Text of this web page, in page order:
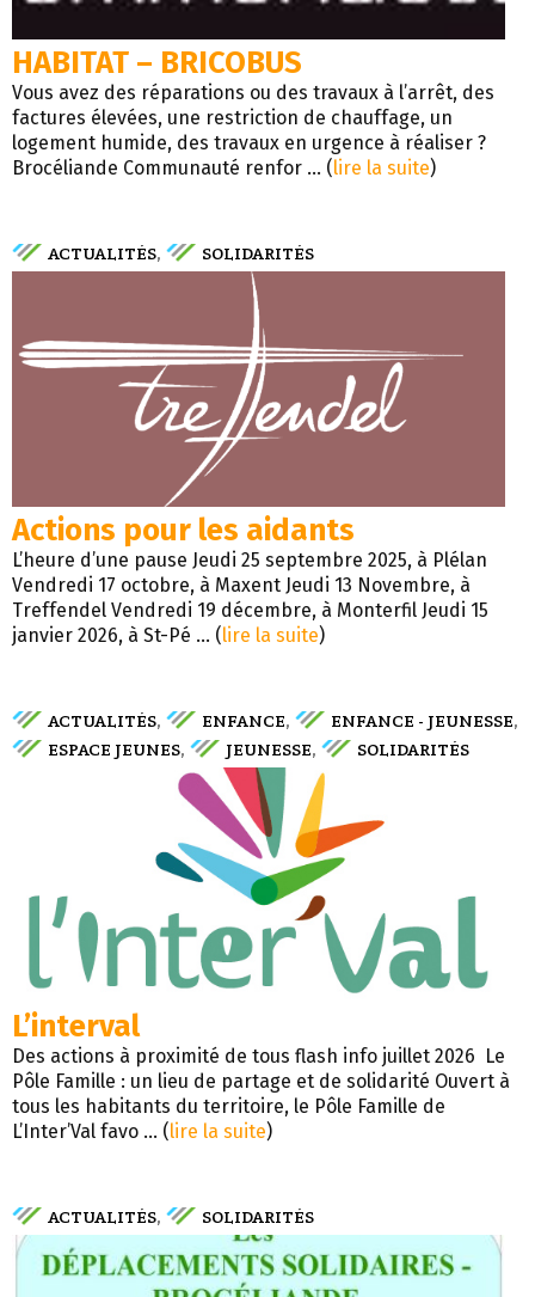
HABITAT – BRICOBUS
Vous avez des réparations ou des travaux à l’arrêt, des
factures élevées, une restriction de chauffage, un
logement humide, des travaux en urgence à réaliser ?
Brocéliande Communauté renfor ... (lire la suite)
ACTUALITÉS, SOLIDARITÉS
Actions pour les aidants
L’heure d’une pause Jeudi 25 septembre 2025, à Plélan
Vendredi 17 octobre, à Maxent Jeudi 13 Novembre, à
Treffendel Vendredi 19 décembre, à Monterfil Jeudi 15
janvier 2026, à St-Pé ... (lire la suite)
ACTUALITÉS, ENFANCE, ENFANCE - JEUNESSE,
ESPACE JEUNES, JEUNESSE, SOLIDARITÉS
L’interval
Des actions à proximité de tous flash info juillet 2026 Le
Pôle Famille : un lieu de partage et de solidarité Ouvert à
tous les habitants du territoire, le Pôle Famille de
L’Inter’Val favo ... (lire la suite)
ACTUALITÉS, SOLIDARITÉS